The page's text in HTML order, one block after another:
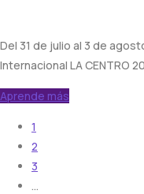
Del 31 de julio al 3 de
Internacional LA CENTRO
Aprende más
1
2
3
…